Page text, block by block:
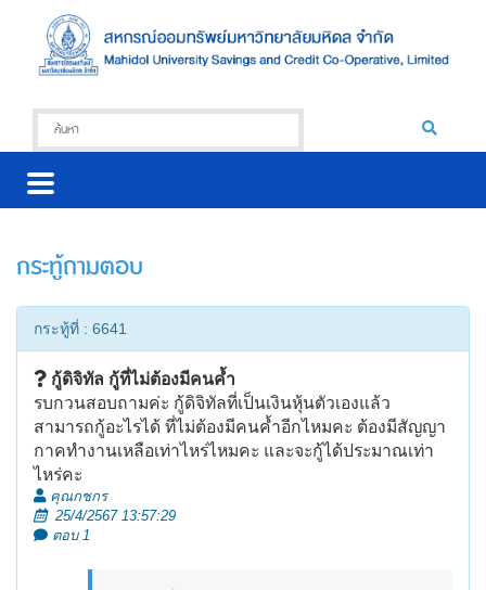
กระทู้ถามตอบ
กระทู้ที่ : 6641
กู้ดิจิทัล กู้ที่ไม่ต้องมีคนค้ำ
รบกวนสอบถามค่ะ กู้ดิจิทัลที่เป็นเงินหุ้นตัวเองแล้ว
สามารถกู้อะไรได้ ที่ไม่ต้องมีคนค้ำอีกไหมคะ ต้องมีสัญญา
กาคทำงานเหลือเท่าไหร่ไหมคะ และจะกู้ได้ประมาณเท่า
ไหร่คะ
คุณกชกร
25/4/2567 13:57:29
ตอบ 1